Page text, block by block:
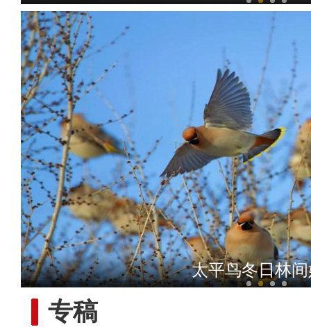
新疆库车市举办“红领巾小
太平鸟冬日林
专稿